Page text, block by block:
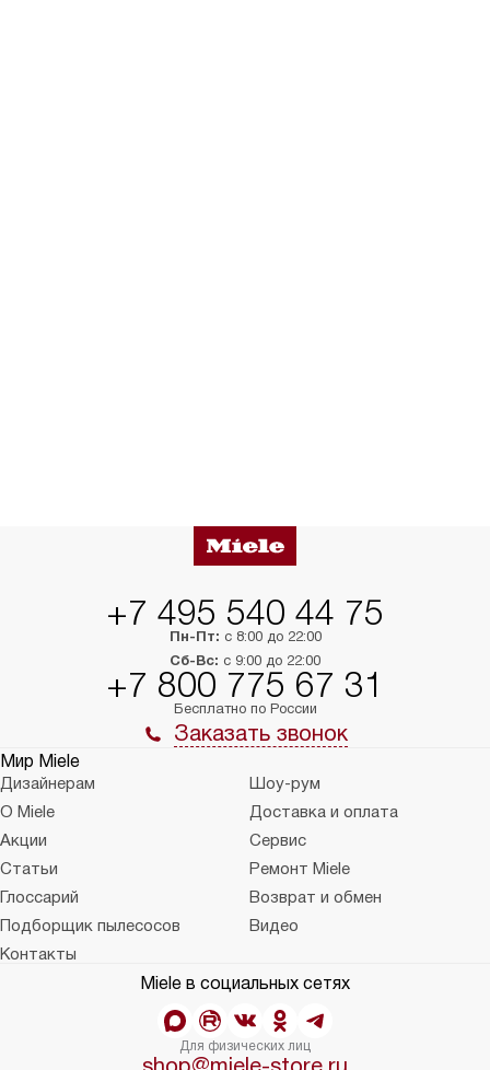
+7 495 540 44 75
Пн-Пт: с 8:00 до 22:00
Сб-Вс: с 9:00 до 22:00
+7 800 775 67 31
Бесплатно по России
Заказать звонок
Мир Miele
Дизайнерам
Шоу-рум
О Miele
Доставка и оплата
Акции
Сервис
Статьи
Ремонт Miele
Глоссарий
Возврат и обмен
Подборщик пылесосов
Видео
Контакты
Miele в социальных сетях
Для физических лиц